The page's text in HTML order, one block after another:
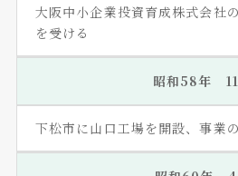
大阪中小企業投資育成株式会社
を受ける
昭和58年 11
下松市に山口工場を開設、事業